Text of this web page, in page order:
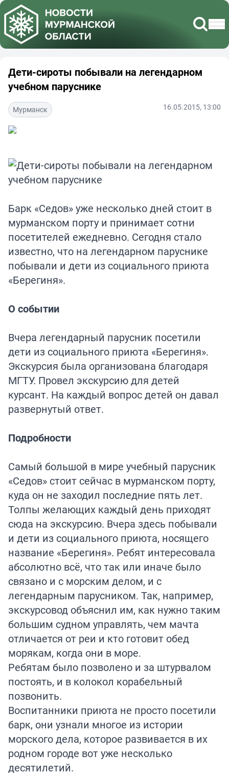
Дети-сироты побывали на легендарном
учебном паруснике
Мурманск 16.05.2015, 13:00
Барк «Седов» уже несколько дней стоит в
мурманском порту и принимает сотни
посетителей ежедневно. Сегодня стало
известно, что на легендарном паруснике
побывали и дети из социального приюта
«Берегиня».
О событии
Вчера легендарный парусник посетили
дети из социального приюта «Берегиня».
Экскурсия была организована благодаря
МГТУ. Провел экскурсию для детей
курсант. На каждый вопрос детей он давал
развернутый ответ.
Подробности
Самый большой в мире учебный парусник
«Седов» стоит сейчас в мурманском порту,
куда он не заходил последние пять лет.
Толпы желающих каждый день приходят
сюда на экскурсию. Вчера здесь побывали
и дети из социального приюта, носящего
название «Берегиня». Ребят интересовала
абсолютно всё, что так или иначе было
связано и с морским делом, и с
легендарным парусником. Так, например,
экскурсовод объяснил им, как нужно таким
большим судном управлять, чем мачта
отличается от реи и кто готовит обед
морякам, когда они в море.
Ребятам было позволено и за штурвалом
постоять, и в колокол корабельный
позвонить.
Воспитанники приюта не просто посетили
барк, они узнали многое из истории
морского дела, которое развивается в их
родном городе вот уже несколько
десятилетий.